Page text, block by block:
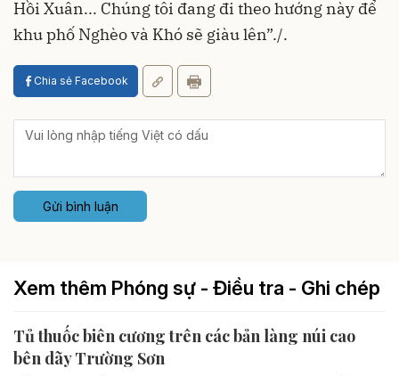
Hồi Xuân... Chúng tôi đang đi theo hướng này để
khu phố Nghèo và Khó sẽ giàu lên”./.
Chia sẻ Facebook
Gửi bình luận
Xem thêm Phóng sự - Điều tra - Ghi chép
Tủ thuốc biên cương trên các bản làng núi cao
bên dãy Trường Sơn